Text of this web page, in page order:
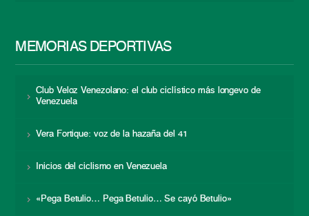
MEMORIAS DEPORTIVAS
Club Veloz Venezolano: el club ciclístico más longevo de
Venezuela
Vera Fortique: voz de la hazaña del 41
Inicios del ciclismo en Venezuela
«Pega Betulio… Pega Betulio… Se cayó Betulio»